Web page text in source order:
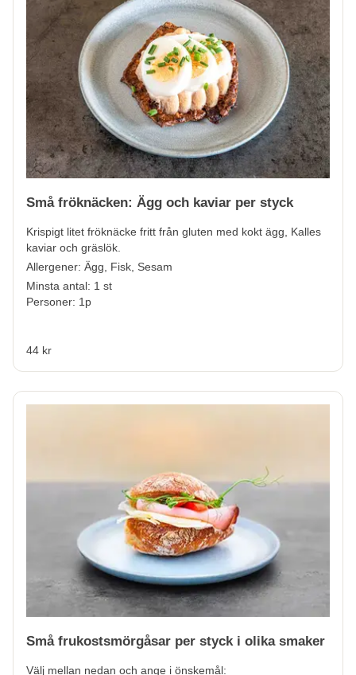
Små fröknäcken: Ägg och kaviar per styck
Krispigt litet fröknäcke fritt från gluten med kokt ägg, Kalles
kaviar och gräslök.
Allergener: Ägg, Fisk, Sesam
Minsta antal: 1 st
Personer: 1p
44 kr
Små frukostsmörgåsar per styck i olika smaker
Välj mellan nedan och ange i önskemål: